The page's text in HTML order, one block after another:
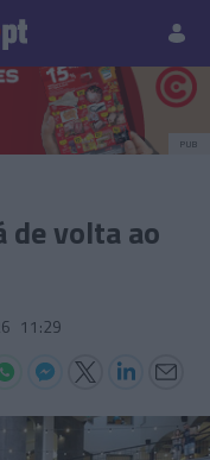
PUB
de volta ao
11:29